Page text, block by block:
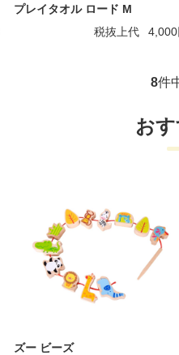
プレイタオル ロード M
税抜上代
4,000
8件
お
ズー ビーズ